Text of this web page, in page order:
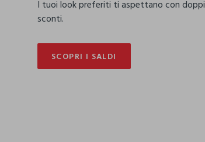
I tuoi look preferiti ti aspettano con doppi
sconti.
SCOPRI I SALDI
SCOPRI I SALDI